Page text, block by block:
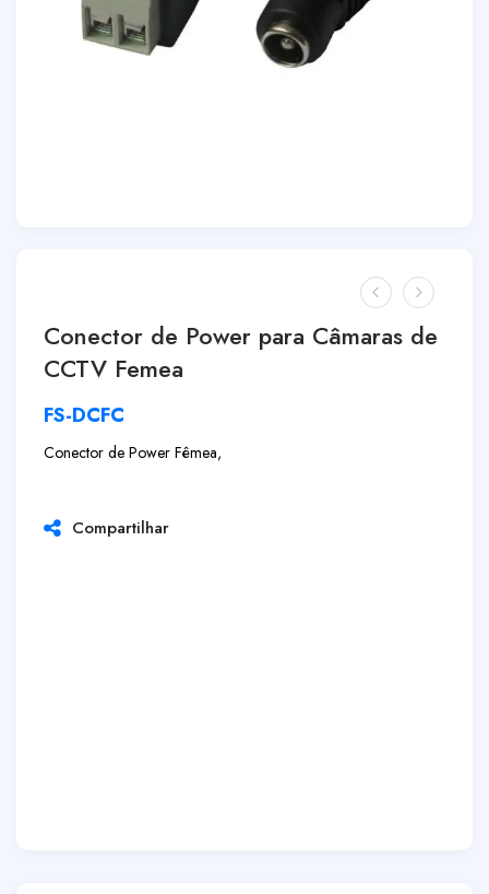
Conector de Power para Câmaras de
CCTV Femea
FS-DCFC
Conector de Power Fêmea,
Compartilhar